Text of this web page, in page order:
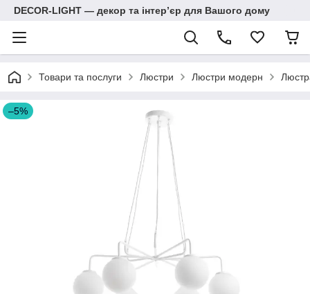
DECOR-LIGHT — декор та інтерʼєр для Вашого дому
Товари та послуги Люстри Люстри модерн
–5%